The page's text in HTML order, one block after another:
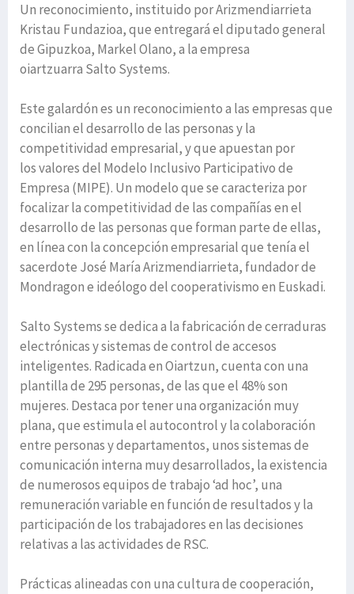
Un reconocimiento, instituido por Arizmendiarrieta
Kristau Fundazioa, que entregará el diputado general
de Gipuzkoa, Markel Olano, a la empresa
oiartzuarra Salto Systems.
Este galardón es un reconocimiento a las empresas que
concilian el desarrollo de las personas y la
competitividad empresarial, y que apuestan por
los valores del Modelo Inclusivo Participativo de
Empresa (MIPE). Un modelo que se caracteriza por
focalizar la competitividad de las compañías en el
desarrollo de las personas que forman parte de ellas,
en línea con la concepción empresarial que tenía el
sacerdote José María Arizmendiarrieta, fundador de
Mondragon e ideólogo del cooperativismo en Euskadi.
Salto Systems se dedica a la fabricación de cerraduras
electrónicas y sistemas de control de accesos
inteligentes. Radicada en Oiartzun, cuenta con una
plantilla de 295 personas, de las que el 48% son
mujeres. Destaca por tener una organización muy
plana, que estimula el autocontrol y la colaboración
entre personas y departamentos, unos sistemas de
comunicación interna muy desarrollados, la existencia
de numerosos equipos de trabajo ‘ad hoc’, una
remuneración variable en función de resultados y la
participación de los trabajadores en las decisiones
relativas a las actividades de RSC.
Prácticas alineadas con una cultura de cooperación,